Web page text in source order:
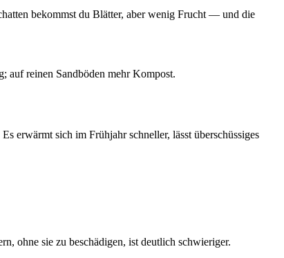
bekommst du Blätter, aber wenig Frucht — und die
auf reinen Sandböden mehr Kompost.
erwärmt sich im Frühjahr schneller, lässt überschüssiges
ohne sie zu beschädigen, ist deutlich schwieriger.